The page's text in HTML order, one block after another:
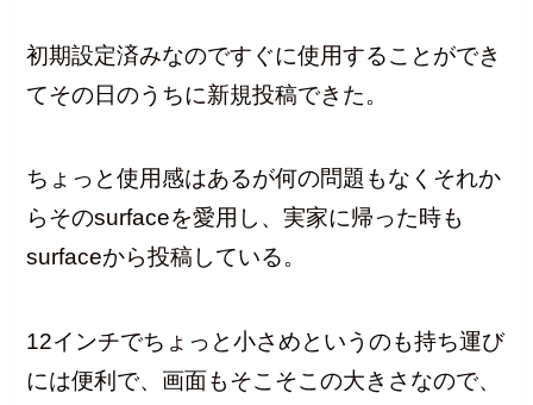
初期設定済みなのですぐに使用することができ
てその日のうちに新規投稿できた。
ちょっと使用感はあるが何の問題もなくそれか
らそのsurfaceを愛用し、実家に帰った時も
surfaceから投稿している。
12インチでちょっと小さめというのも持ち運び
には便利で、画面もそこそこの大きさなので、